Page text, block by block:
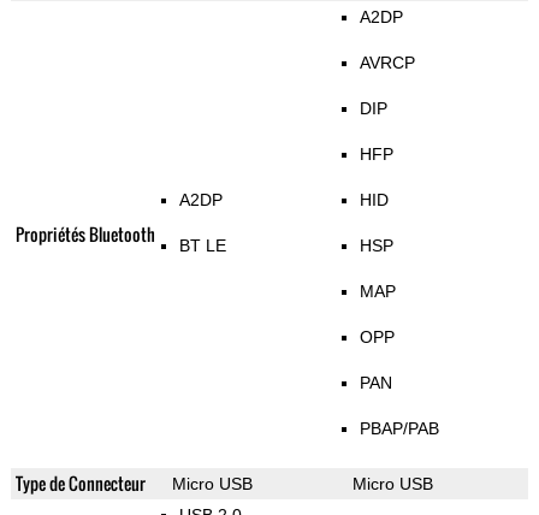
Propriétés Bluetooth
A2DP
BT LE
A2DP
AVRCP
DIP
HFP
HID
HSP
MAP
OPP
PAN
PBAP/PAB
Type de Connecteur Micro USB Micro USB